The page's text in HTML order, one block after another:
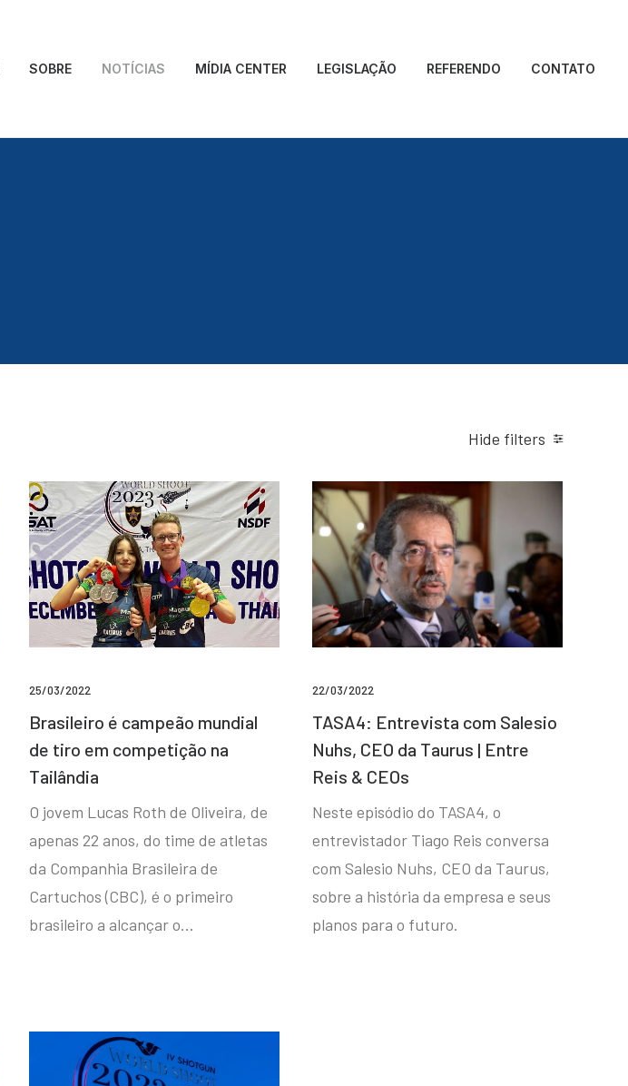
SOBRE NOTÍCIAS MÍDIA CENTER LEGISLAÇÃO REFERENDO CONTATO
Hide filters
25/03/2022
Brasileiro é campeão mundial
de tiro em competição na
Tailândia
O jovem Lucas Roth de Oliveira, de
apenas 22 anos, do time de atletas
da Companhia Brasileira de
Cartuchos (CBC), é o primeiro
brasileiro a alcançar o…
22/03/2022
TASA4: Entrevista com Salesio
Nuhs, CEO da Taurus | Entre
Reis & CEOs
Neste episódio do TASA4, o
entrevistador Tiago Reis conversa
com Salesio Nuhs, CEO da Taurus,
sobre a história da empresa e seus
planos para o futuro.